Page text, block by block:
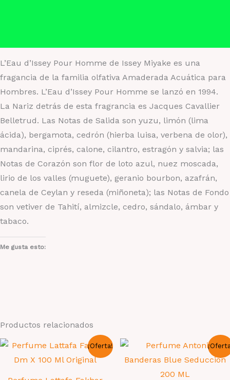
L’Eau d’Issey Pour Homme de Issey Miyake es una
fragancia de la familia olfativa Amaderada Acuática para
Hombres. L’Eau d’Issey Pour Homme se lanzó en 1994.
La Nariz detrás de esta fragrancia es Jacques Cavallier
Belletrud. Las Notas de Salida son yuzu, limón (lima
ácida), bergamota, cedrón (hierba luisa, verbena de olor),
mandarina, ciprés, calone, cilantro, estragón y salvia; las
Notas de Corazón son flor de loto azul, nuez moscada,
lirio de los valles (muguete), geranio bourbon, azafrán,
canela de Ceylan y reseda (miñoneta); las Notas de Fondo
son vetiver de Tahití, almizcle, cedro, sándalo, ámbar y
tabaco.
Me gusta esto:
Productos relacionados
¡Oferta!